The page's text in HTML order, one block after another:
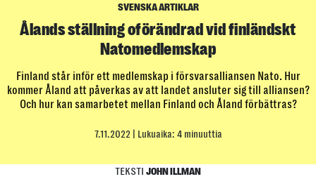
SVENSKA ARTIKLAR
Ålands ställning oförändrad vid finländskt
Natomedlemskap
Finland står inför ett medlemskap i försvarsalliansen Nato. Hur
kommer Åland att påverkas av att landet ansluter sig till alliansen?
Och hur kan samarbetet mellan Finland och Åland förbättras?
7.11.2022 | Lukuaika: 4 minuuttia
TEKSTI JOHN ILLMAN